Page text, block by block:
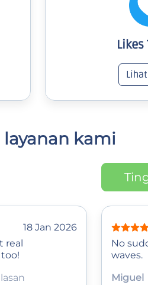
kami
18 Jan 2026
real
No
waves.
Miguel